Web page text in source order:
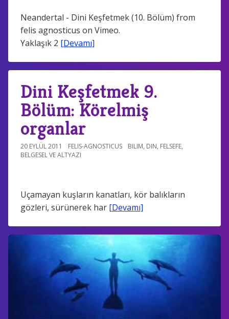
Neandertal - Dini Keşfetmek (10. Bölüm) from
felis agnosticus on Vimeo.
Yaklaşık 2 [Devamı]
Dini Keşfetmek 9.
Bölüm: Körelmiş
organlar
20 EYLÜL 2011 FELIS-AGNOSTICUS BILIM, DIN, FELSEFE,
BELGESEL VE ALTYAZI
Uçamayan kuşların kanatları, kör balıkların
gözleri, sürünerek har [Devamı]